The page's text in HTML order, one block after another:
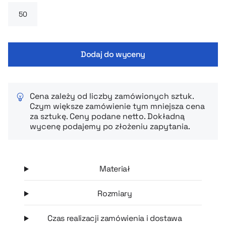
Dodaj do wyceny
Cena zależy od liczby zamówionych sztuk.
Czym większe zamówienie tym mniejsza cena
za sztukę. Ceny podane netto. Dokładną
wycenę podajemy po złożeniu zapytania.
Materiał
Rozmiary
Czas realizacji zamówienia i dostawa